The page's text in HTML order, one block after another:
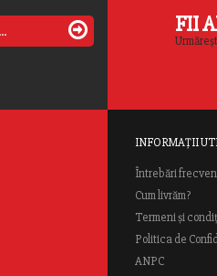
FII
INFORMAȚII
Întrebări
Cum livrăm?
Termeni și
Politica de
ANPC